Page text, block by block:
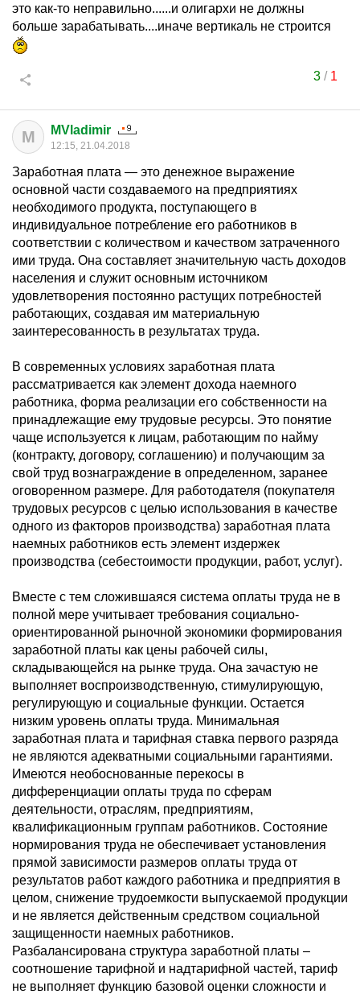
это как-то неправильно......и олигархи не должны
больше зарабатывать....иначе вертикаль не строится
3/ 1
M MVladimir
12:15, 21.04.2018
Заработная плата — это денежное выражение
основной части создаваемого на предприятиях
необходимого продукта, поступающего в
индивидуальное потребление его работников в
соответствии с количеством и качеством затраченного
ими труда. Она составляет значительную часть доходов
населения и служит основным источником
удовлетворения постоянно растущих потребностей
работающих, создавая им материальную
заинтересованность в результатах труда.
В современных условиях заработная плата
рассматривается как элемент дохода наемного
работника, форма реализации его собственности на
принадлежащие ему трудовые ресурсы. Это понятие
чаще используется к лицам, работающим по найму
(контракту, договору, соглашению) и получающим за
свой труд вознаграждение в определенном, заранее
оговоренном размере. Для работодателя (покупателя
трудовых ресурсов с целью использования в качестве
одного из факторов производства) заработная плата
наемных работников есть элемент издержек
производства (себестоимости продукции, работ, услуг).
Вместе с тем сложившаяся система оплаты труда не в
полной мере учитывает требования социально-
ориентированной рыночной экономики формирования
заработной платы как цены рабочей силы,
складывающейся на рынке труда. Она зачастую не
выполняет воспроизводственную, стимулирующую,
регулирующую и социальные функции. Остается
низким уровень оплаты труда. Минимальная
заработная плата и тарифная ставка первого разряда
не являются адекватными социальными гарантиями.
Имеются необоснованные перекосы в
дифференциации оплаты труда по сферам
деятельности, отраслям, предприятиям,
квалификационным группам работников. Состояние
нормирования труда не обеспечивает установления
прямой зависимости размеров оплаты труда от
результатов работ каждого работника и предприятия в
целом, снижение трудоемкости выпускаемой продукции
и не является действенным средством социальной
защищенности наемных работников.
Разбалансирована структура заработной платы –
соотношение тарифной и надтарифной частей, тариф
не выполняет функцию базовой оценки сложности и